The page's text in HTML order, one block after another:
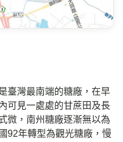
臺灣最南端的糖廠，在早
可見一處處的甘蔗田及長
微，南州糖廠逐漸無以為
92年轉型為觀光糖廠，慢